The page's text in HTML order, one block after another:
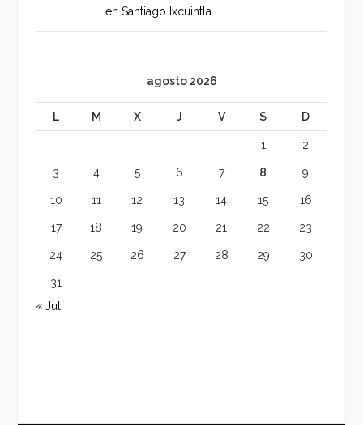
en Santiago Ixcuintla
agosto 2026
L M X J V S D
1 2
3 4 5 6 7 8 9
10 11 12 13 14 15 16
17 18 19 20 21 22 23
24 25 26 27 28 29 30
31
« Jul